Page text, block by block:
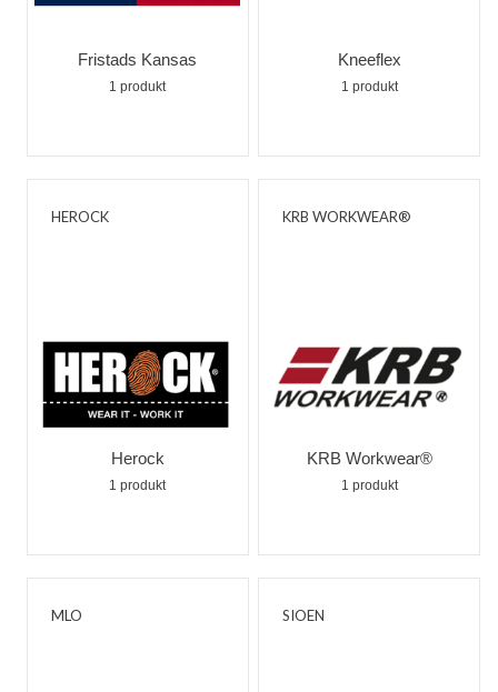
Fristads Kansas
1 produkt
Kneeflex
1 produkt
HEROCK
Herock
1 produkt
KRB WORKWEAR®
KRB Workwear®
1 produkt
MLO SIOEN